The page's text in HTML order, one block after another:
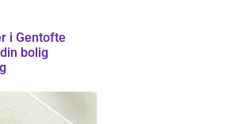
i Gentofte
bolig